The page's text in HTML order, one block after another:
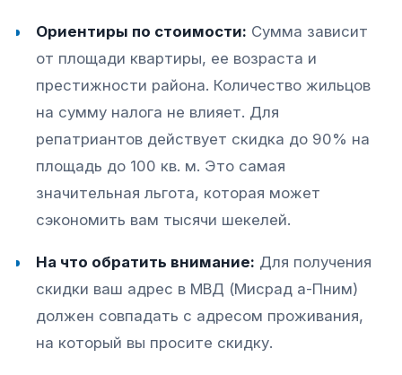
Ориентиры по стоимости: Сумма зависит
от площади квартиры, ее возраста и
престижности района. Количество жильцов
на сумму налога не влияет. Для
репатриантов действует скидка до 90% на
площадь до 100 кв. м. Это самая
значительная льгота, которая может
сэкономить вам тысячи шекелей.
На что обратить внимание: Для получения
скидки ваш адрес в МВД (Мисрад а-Пним)
должен совпадать с адресом проживания,
на который вы просите скидку.